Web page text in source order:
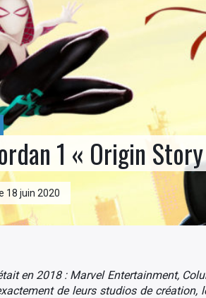
1 « Origin
18 juin 2020
en 2018 : Marvel Entertainment,
de leurs studios de création,